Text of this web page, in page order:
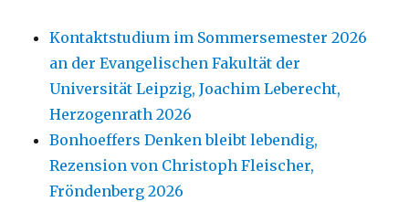
Kontaktstudium im Sommersemester 2026
an der Evangelischen Fakultät der
Universität Leipzig, Joachim Leberecht,
Herzogenrath 2026
Bonhoeffers Denken bleibt lebendig,
Rezension von Christoph Fleischer,
Fröndenberg 2026